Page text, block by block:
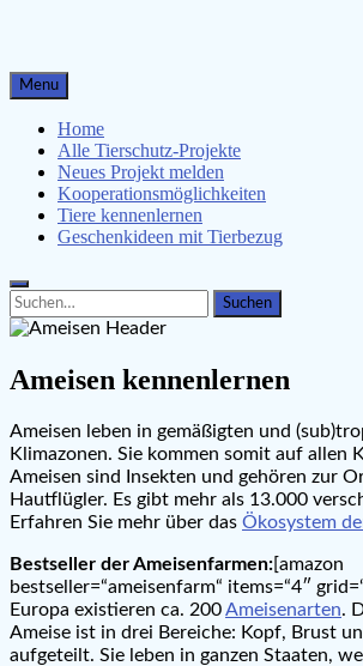
Menu
Home
Alle Tierschutz-Projekte
Neues Projekt melden
Kooperationsmöglichkeiten
Tiere kennenlernen
Geschenkideen mit Tierbezug
Search
for:
Search
Ameisen kennenlernen
Ameisen leben in gemäßigten und
Klimazonen. Sie kommen somit auf allen
Ameisen sind Insekten und gehören zur
Hautflügler. Es gibt mehr als 13.000
Erfahren Sie mehr über das Ökosystem
Bestseller der Ameisenfarmen:[amazon
bestseller=“ameisenfarm“ items=“4″
Europa existieren ca. 200Ameisenarten.
Ameise ist in drei Bereiche: Kopf, Brust
aufgeteilt. Sie leben in ganzen Staaten,